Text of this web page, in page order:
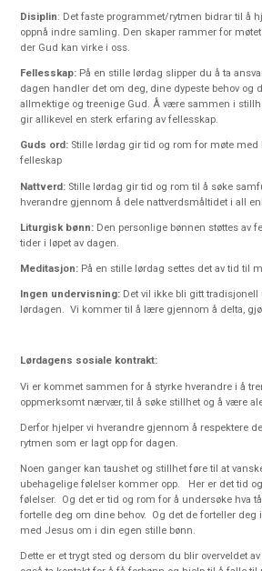
Disiplin: Det faste programmet/rytmen bidrar til å
oppnå indre samling. Den skaper rammer for
der Gud kan virke i oss.
Fellesskap: På en stille lørdag slipper du å ta
dagen handler det om deg, dine dypeste behov og
allmektige og treenige Gud. Å være sammen i
gir allikevel en sterk erfaring av fellesskap.
Guds ord: Stille lørdag gir tid og rom for møte med
felleskap
Nattverd: Stille lørdag gir tid og rom til å søke
hverandre gjennom å dele nattverdsmåltidet i all
Liturgisk bønn: Den personlige bønnen støttes av
tider i løpet av dagen.
Meditasjon: På en stille lørdag settes det av tid til
Ingen undervisning: Det vil ikke bli gitt
lørdagen. Vi kommer til å lære gjennom å delta,
Lørdagens sosiale kontrakt:
Vi er kommet sammen for å styrke hverandre i å
oppmerksomt nærvær, til å søke stillhet og å være
Derfor hjelper vi hverandre gjennom å respektere
rytmen som er lagt opp for dagen.
Noen ganger kan taushet og stillhet føre til at
ubehagelige følelser kommer opp. Her er det tid
følelser. Og det er tid og rom for å undersøke hva
fortelle deg om dine behov. Og det de forteller deg
med Jesus om i din egen stille bønn.
Dette er et trygt sted og dersom du blir overveldet